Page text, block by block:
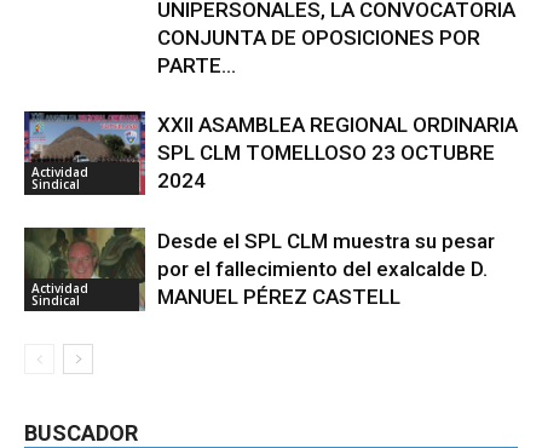
UNIPERSONALES, LA CONVOCATORIA
CONJUNTA DE OPOSICIONES POR
PARTE...
Actividad
Sindical
XXII ASAMBLEA REGIONAL ORDINARIA
SPL CLM TOMELLOSO 23 OCTUBRE
2024
Actividad
Sindical
Desde el SPL CLM muestra su pesar
por el fallecimiento del exalcalde D.
MANUEL PÉREZ CASTELL
BUSCADOR